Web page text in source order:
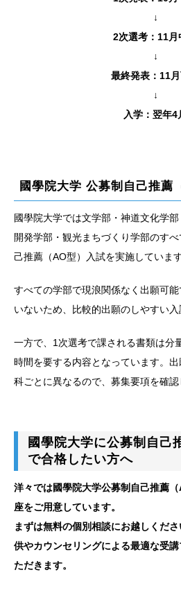
↓
2次選考：11月
↓
最終発表：11
↓
入学：翌年4
國學院大学 公募制自己推薦
國學院大学では文学部・神道文化学
開発学部・観光まちづくり学部のす
己推薦（AO型）入試を実施しています
すべての学部で現浪関係なく出願可
いないため、比較的出願のしやすい入
一方で、1次選考で課される書類は分
時間を要する内容となっています。
科ごとに異なるので、募集要項を確認
國學院大学に公募制自己
で合格したい方へ
洋々では國學院大学公募制自己推薦
座をご用意しています。
まずは無料の個別相談にお越しくだ
供やカウンセリングによる最適な受
ただきます。